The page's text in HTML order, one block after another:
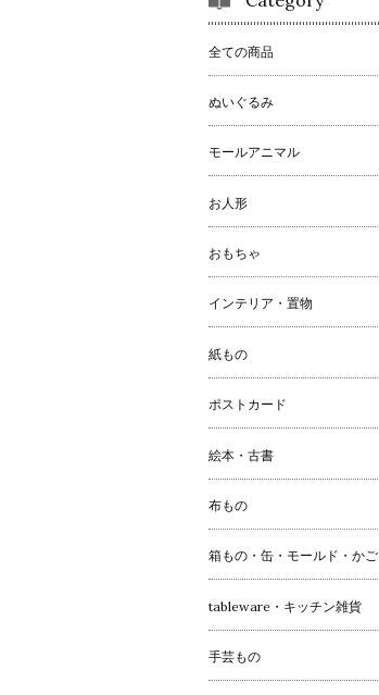
全ての商品
ぬいぐるみ
モールアニマル
お人形
おもちゃ
インテリア・置物
紙もの
ポストカード
絵本・古書
布もの
箱もの・缶・モールド・かご
tableware・キッチン雑貨
手芸もの